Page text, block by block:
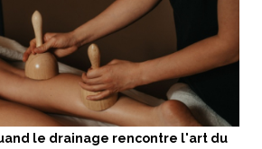
le drainage rencontre l'art du